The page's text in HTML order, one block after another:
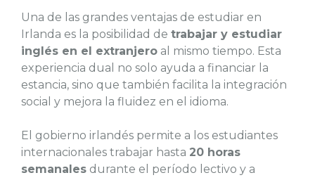
Una de las grandes ventajas de estudiar en
Irlanda es la posibilidad de trabajar y estudiar
inglés en el extranjero al mismo tiempo. Esta
experiencia dual no solo ayuda a financiar la
estancia, sino que también facilita la integración
social y mejora la fluidez en el idioma.
El gobierno irlandés permite a los estudiantes
internacionales trabajar hasta 20 horas
semanales durante el período lectivo y a